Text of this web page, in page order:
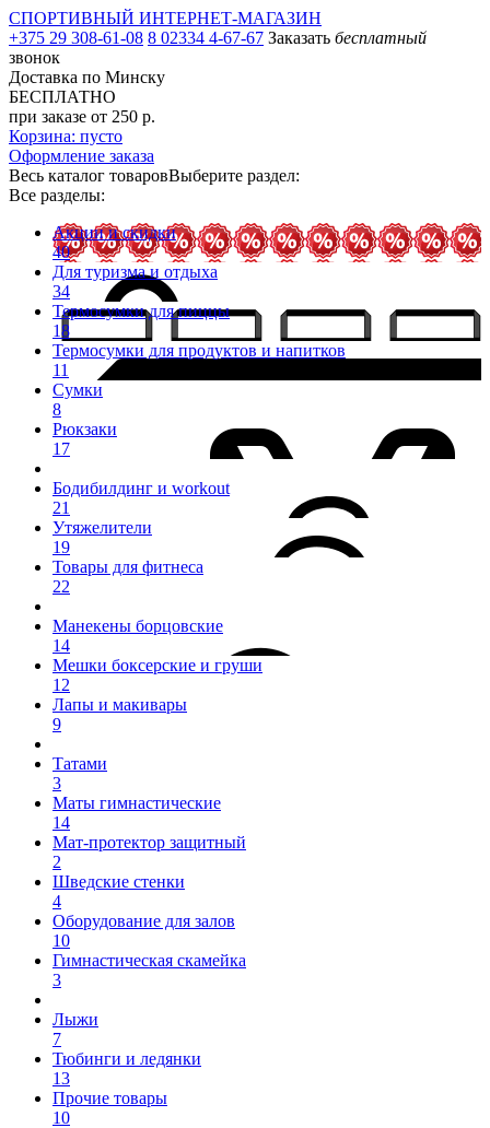
СПОРТИВНЫЙ ИНТЕРНЕТ-МАГАЗИН
+375 29 308-61-08 8 02334 4-67-67 Заказать бесплатный
звонок
Доставка по Минску
БЕСПЛАТНО
при заказе от 250 р.
Корзина: пусто
Оформление заказа
Весь каталог товаровВыберите раздел:
Все разделы:
Акции и скидки
40
Для туризма и отдыха
34
Термосумки для пиццы
18
Термосумки для продуктов и напитков
11
Сумки
8
Рюкзаки
17
Бодибилдинг и workout
21
Утяжелители
19
Товары для фитнеса
22
Манекены борцовские
14
Мешки боксерские и груши
12
Лапы и макивары
9
Татами
3
Маты гимнастические
14
Мат-протектор защитный
2
Шведские стенки
4
Оборудование для залов
10
Гимнастическая скамейка
3
Лыжи
7
Тюбинги и ледянки
13
Прочие товары
10